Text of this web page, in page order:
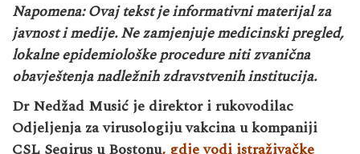
Napomena: Ovaj tekst je informativni materijal za
javnost i medije. Ne zamjenjuje medicinski pregled,
lokalne epidemiološke procedure niti zvanična
obavještenja nadležnih zdravstvenih institucija.
Dr Nedžad Musić je direktor i rukovodilac
Odjeljenja za virusologiju vakcina u kompaniji
CSL Seqirus u Bostonu, gdje vodi istraživačke